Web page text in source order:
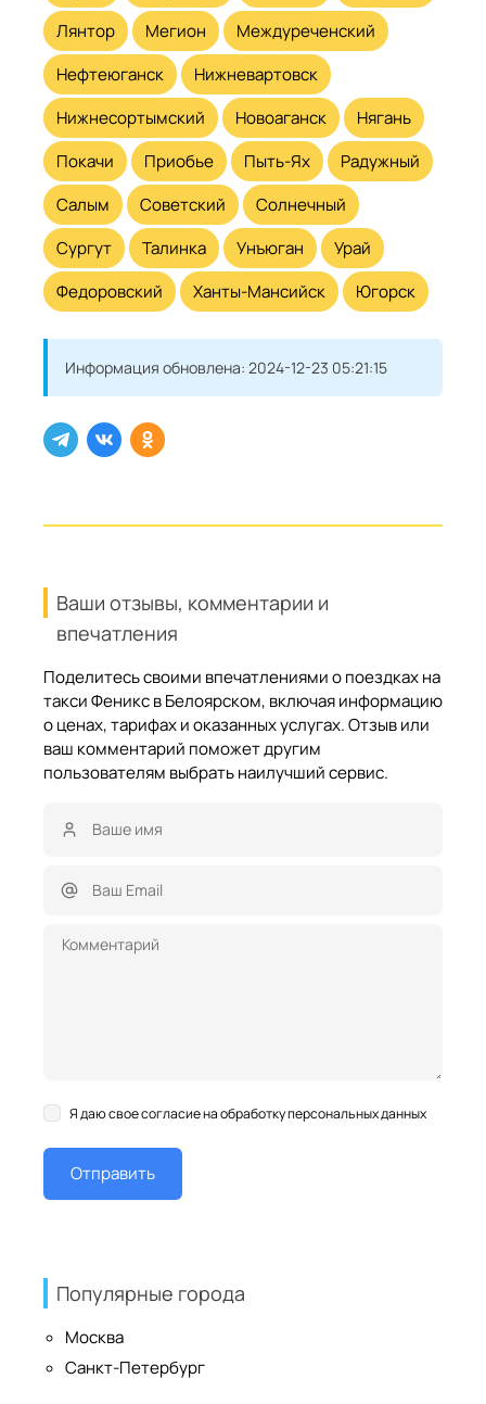
Лянтор
Мегион
Междуреченский
Нефтеюганск
Нижневартовск
Нижнесортымский
Новоаганск
Нягань
Покачи
Приобье Пыть-Ях
Радужный
Салым
Советский
Солнечный
Сургут
Талинка Унъюган
Урай
Федоровский
Ханты-Мансийск Югорск
Информация обновлена: 2024-12-23 05:21:15
Ваши отзывы, комментарии и
впечатления
Поделитесь своими впечатлениями о поездках на
такси Феникс в Белоярском, включая информацию
о ценах, тарифах и оказанных услугах. Отзыв или
ваш комментарий поможет другим
пользователям выбрать наилучший сервис.
Я даю свое согласие на обработку персональных данных
Популярные города
Москва
Санкт-Петербург